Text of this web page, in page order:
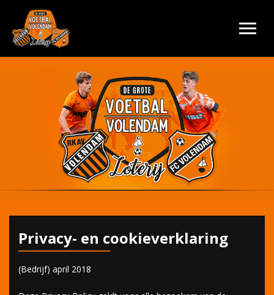
Privacy- en cookieverklaring
(Bedrijf) april 2018